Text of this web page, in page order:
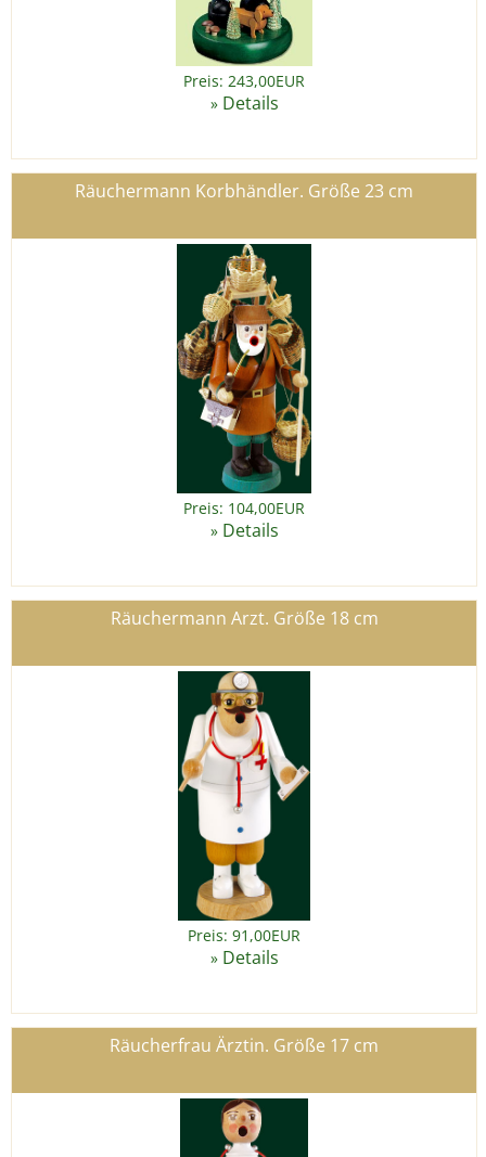
Preis: 243,00EUR
» Details
Räuchermann Korbhändler. Größe 23 cm
Preis: 104,00EUR
» Details
Räuchermann Arzt. Größe 18 cm
Preis: 91,00EUR
» Details
Räucherfrau Ärztin. Größe 17 cm